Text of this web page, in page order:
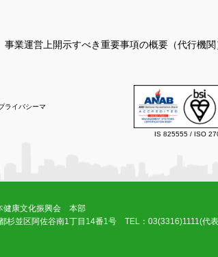
事業運営上開示すべき重要事項の概要（代行機関
ライバシーマ
IS 825555 / ISO
健康文化振興会 本部
杉並区阿佐谷南1丁目14番1号 TEL：03(3316)1111(代